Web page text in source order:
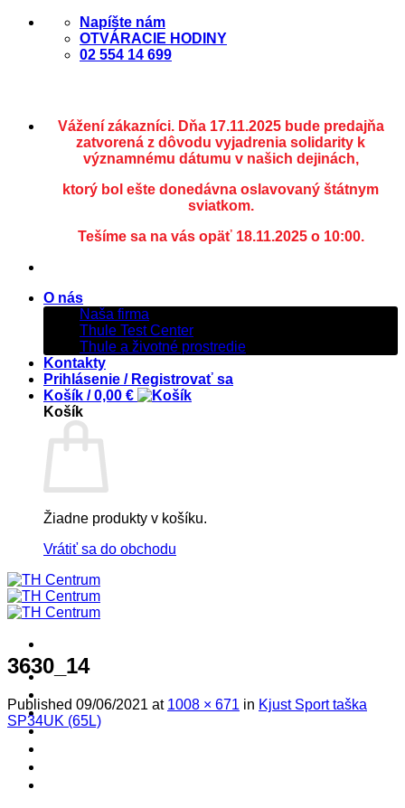
Skip
Napíšte nám
OTVÁRACIE HODINY
02 554 14 699
Vážení zákazníci. Dňa 17.11.2025 bude predajňa
zatvorená z dôvodu vyjadrenia solidarity k
významnému dátumu v našich dejinách,
ktorý bol ešte donedávna oslavovaný štátnym
sviatkom.
Tešíme sa na vás opäť 18.11.2025 o 10:00.
O nás
Naša firma
Thule Test Center
Thule a životné prostredie
Kontakty
Prihlásenie / Registrovať sa
Košík /0,00 €
Košík
Žiadne produkty v košíku.
Vrátiť sa do obchodu
! ! ! S Ú Ť A Ž ! ! !
Produkty
Špičkový UEBLER
3630_14
Published 09/06/2021 at 1008 × 671 in Kjust Sport taška
SP34UK (65L)